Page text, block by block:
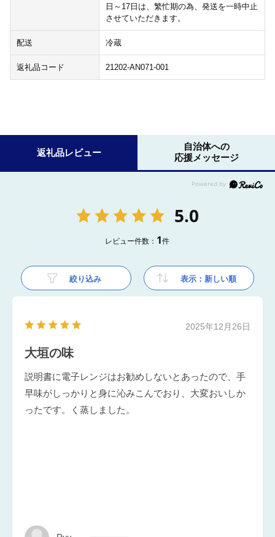
日～17日は、繁忙期の為、発送を一時中止
させていただきます。
配送 冷蔵
返礼品コード 21202-AN071-001
返礼品レビュー
自治体への
応援メッセージ
5.0
レビュー件数： 1件
絞り込み 表示：新しい順
2025年12月26日
大垣の味
説明書に電子レンジはお勧めしないとあったので、手
早味がしっかりと身に沁みこんでおり、大変おいしか
ったです。く蒸しました。